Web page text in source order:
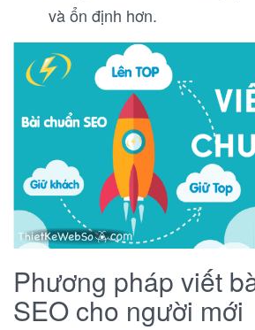
và ổn định hơn.
Phương pháp viết
SEO cho người mới